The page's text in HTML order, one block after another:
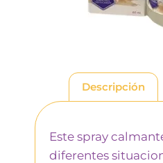
Descripción
Este spray
diferentes